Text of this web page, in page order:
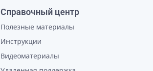
Справочный центр
Полезные материалы
Инструкции
Видеоматериалы